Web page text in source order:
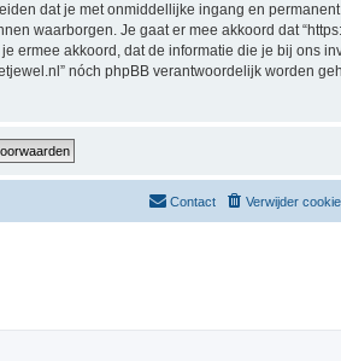
dat je met onmiddellijke ingang en
waarborgen. Je gaat er mee akkoord dat
ermee akkoord, dat de informatie die je bij ons
nóch phpBB verantwoordelijk worden
Verwijder
Contact